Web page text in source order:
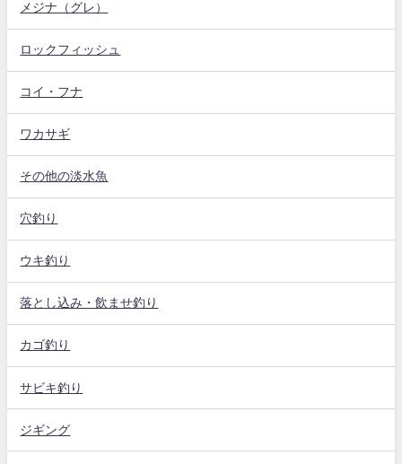
メジナ（グレ）
ロックフィッシュ
コイ・フナ
ワカサギ
その他の淡水魚
穴釣り
ウキ釣り
落とし込み・飲ませ釣り
カゴ釣り
サビキ釣り
ジギング